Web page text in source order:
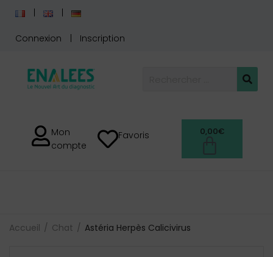
Connexion Inscription
Mon
compte
Favoris 0,00€
Accueil Chat Astéria Herpès Calicivirus